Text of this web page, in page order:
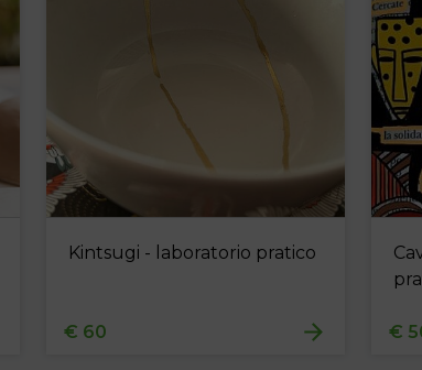
Kintsugi - laboratorio pratico
€ 60 €